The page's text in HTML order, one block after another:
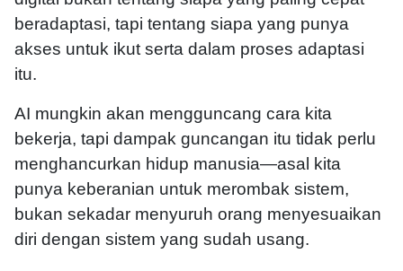
beradaptasi, tapi tentang siapa yang punya
akses untuk ikut serta dalam proses adaptasi
itu.
AI mungkin akan mengguncang cara kita
bekerja, tapi dampak guncangan itu tidak perlu
menghancurkan hidup manusia—asal kita
punya keberanian untuk merombak sistem,
bukan sekadar menyuruh orang menyesuaikan
diri dengan sistem yang sudah usang.